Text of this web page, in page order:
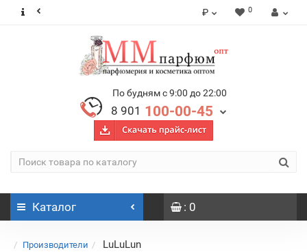
₽ 0
По будням с 9:00 до 22:00
8 901 100-00-45
Каталог : 0
Производители LuLuLun